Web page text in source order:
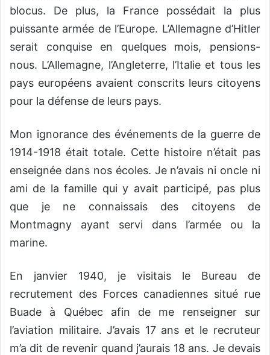
blocus. De plus, la France possédait la plus
puissante armée de l’Europe. L’Allemagne d’Hitler
serait conquise en quelques mois, pensions-
nous. L’Allemagne, l’Angleterre, l’Italie et tous les
pays européens avaient conscrits leurs citoyens
pour la défense de leurs pays.
Mon ignorance des événements de la guerre de
1914-1918 était totale. Cette histoire n’était pas
enseignée dans nos écoles. Je n’avais ni oncle ni
ami de la famille qui y avait participé, pas plus
que je ne connaissais des citoyens de
Montmagny ayant servi dans l’armée ou la
marine.
En janvier 1940, je visitais le Bureau de
recrutement des Forces canadiennes situé rue
Buade à Québec afin de me renseigner sur
l’aviation militaire. J’avais 17 ans et le recruteur
m’a dit de revenir quand j’aurais 18 ans. Je devais